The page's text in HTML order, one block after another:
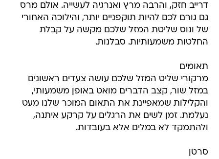
דרייב חזק, והרבה מרץ ואנרגיה לעשייה. אולם מרס
גם גורם לכם להיות תוקפניים יותר, והילוכה האחורי
של ונוס שליטת המזל שלכם מקשה על קבלת
החלטות משמעותיות. סבלנות.
תאומים
מרקורי שליט המזל שלכם עושה צעדים ראשונים
במזל שור, קצב הדברים מואט באופן משמעותי,
והקלילות שמאפיינת את התאום המוכר שלנו מעט
נעלמת. זמן לשים את הרגלים על קרקע איתנה,
ולהתמקד לא במלים אלא בעובדות.
סרטן